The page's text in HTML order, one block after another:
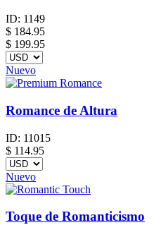
ID: 1149
$ 184.95
$ 199.95
Nuevo
Romance de Altura
ID: 11015
$ 114.95
Nuevo
Toque de Romanticismo